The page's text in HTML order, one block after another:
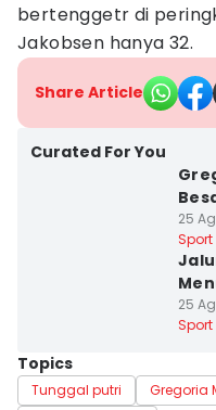
bertenggetr di
Jakobsen hanya 32.
Share Article
Curated For You
25
Sport
25
Sport
Topics
Tunggal putri Gregoria